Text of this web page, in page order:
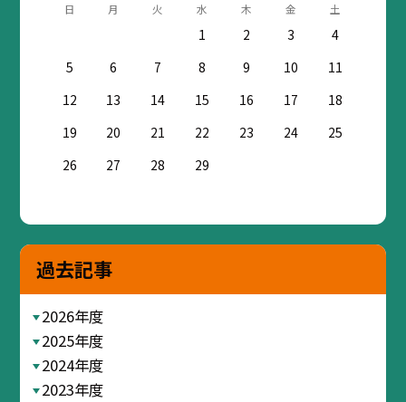
日 月 火 水 木 金 土
1 2 3
4
5
6 7 8 9 10
11
12
13 14 15 16 17
18
19
20 21 22 23 24
25
26
27 28 29
過去記事
2026年度
2025年度
2024年度
2023年度